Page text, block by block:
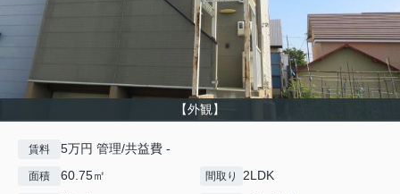
【外観】
賃料 5万円 管理/共益費 -
面積 60.75㎡ 間取り 2LDK